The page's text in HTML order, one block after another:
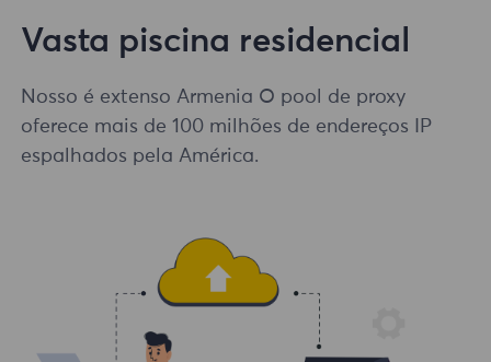
Vasta piscina residencial
Nosso é extenso Armenia O pool de proxy
oferece mais de 100 milhões de endereços IP
espalhados pela América.